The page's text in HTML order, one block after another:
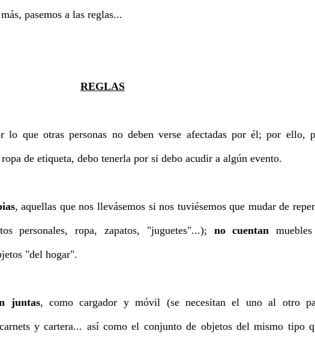
pasemos a las reglas...
REGLAS
lo que otras personas no deben verse afectadas por él; por ello,
de etiqueta, debo tenerla por si debo acudir a algún evento.
, aquellas que nos llevásemos si nos tuviésemos que mudar de
personales, ropa, zapatos, "juguetes"...); no cuentan
"del hogar".
juntas, como cargador y móvil (se necesitan el uno al otro
y cartera... así como el conjunto de objetos del mismo tipo